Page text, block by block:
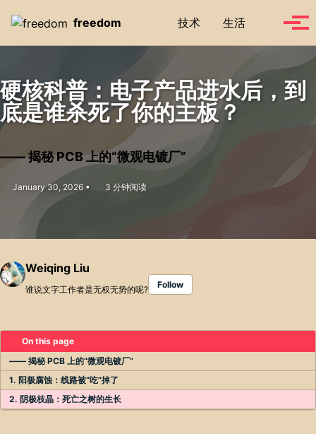
freedom
技术 生活 Toggle
硬核科普：电子产品进水后，到
底是谁杀死了你的主板？
—— 揭秘 PCB 上的“微观电镀厂”
January 30, 2026 3 分钟阅读
Weiqing Liu
谁说文字工作者是无权无势的呢? Follow
On this page
—— 揭秘 PCB 上的“微观电镀厂”
1. 阳极腐蚀：线路被“吃”掉了
2. 阴极枝晶：死亡之树的生长